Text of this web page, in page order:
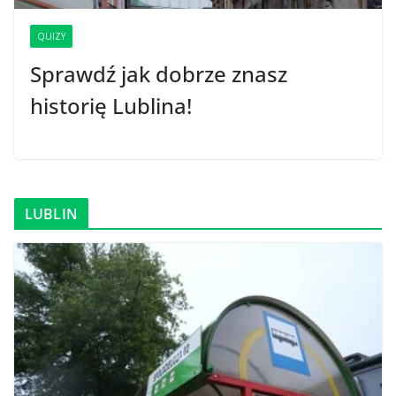
QUIZY
Sprawdź jak dobrze znasz
historię Lublina!
LUBLIN